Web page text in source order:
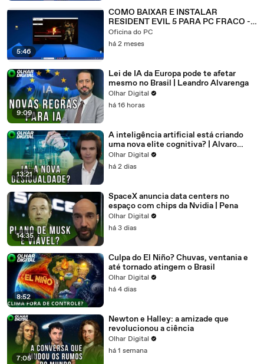
5:46
COMO BAIXAR E INSTALAR
RESIDENT EVIL 5 PARA PC FRACO -
ATUALIZADO 2026
Oficina do PC
há 2 meses
9:09
Lei de IA da Europa pode te afetar
mesmo no Brasil | Leandro Alvarenga
Olhar Digital
há 16 horas
13:21
A inteligência artificial está criando
uma nova elite cognitiva? | Alvaro
Machado Dias
Olhar Digital
há 2 dias
14:35
SpaceX anuncia data centers no
espaço com chips da Nvidia | Pena
Olhar Digital
há 3 dias
8:52
Culpa do El Niño? Chuvas, ventania e
até tornado atingem o Brasil
Olhar Digital
há 4 dias
7:05
Newton e Halley: a amizade que
revolucionou a ciência
Olhar Digital
há 1 semana